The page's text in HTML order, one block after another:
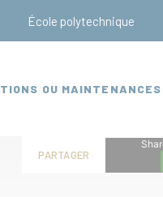
École polytechnique
OU MAINTENANCES
PARTAGER